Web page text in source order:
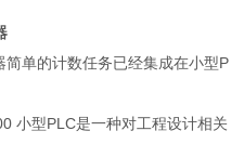
单的计数任务已经集成在小型P
小型PLC是一种对工程设计相关